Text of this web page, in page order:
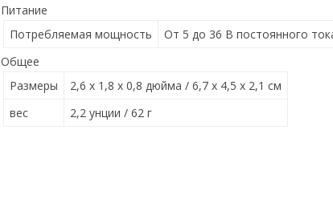
Питание
Потребляемая мощность
От 5 до 36 В постоянного
Общее
Размеры
2,6 x 1,8 x 0,8 дюйма / 6,7 x 4,5 x 2,1 см
вес
2,2 унции / 62 г